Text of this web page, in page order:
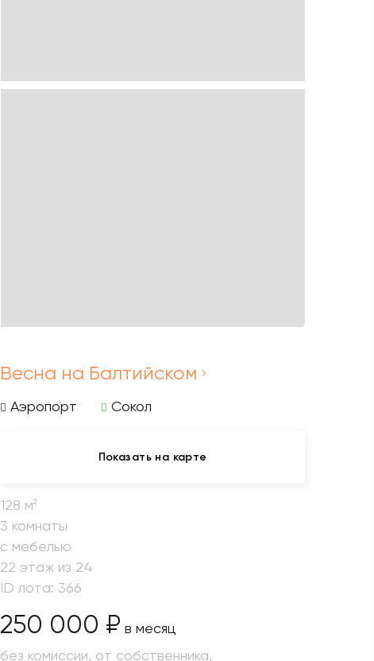
Весна на Балтийском
Аэропорт Сокол
Показать на карте
128 м2
3 комнаты
с мебелью
22 этаж из 24
ID лота: 366
250 000 ₽ в месяц
без комиссии, от собственника,